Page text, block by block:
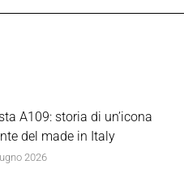
A109: storia di un’icona
del made in Italy
2026